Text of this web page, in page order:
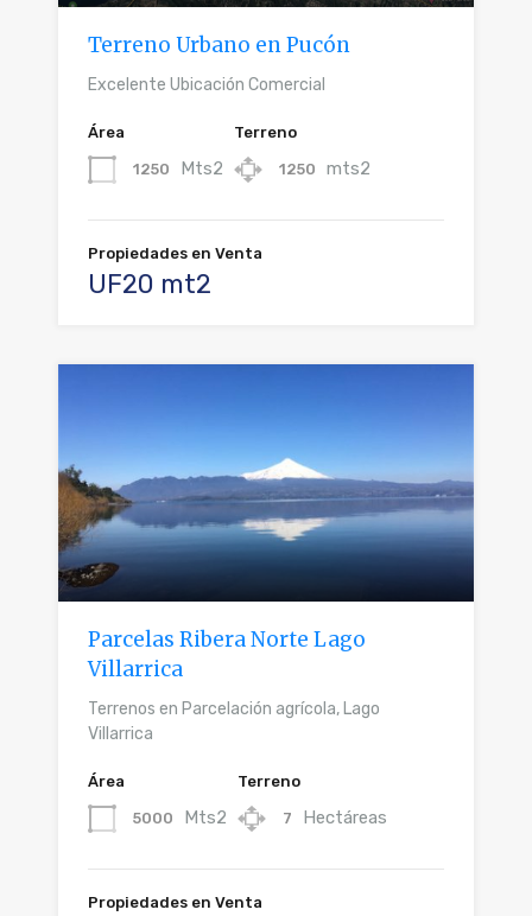
Terreno Urbano en Pucón
Excelente Ubicación Comercial
Área
1250 Mts2
Terreno
1250 mts2
Propiedades en Venta
UF20 mt2
Parcelas Ribera Norte Lago
Villarrica
Terrenos en Parcelación agrícola, Lago
Villarrica
Área
5000 Mts2
Terreno
7 Hectáreas
Propiedades en Venta